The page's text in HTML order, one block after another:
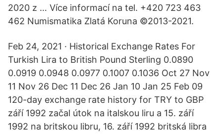
2020 z … Více informací na tel. +420 723 463
462 Numismatika Zlatá Koruna ©2013-2021.
Feb 24, 2021 · Historical Exchange Rates For
Turkish Lira to British Pound Sterling 0.0890
0.0919 0.0948 0.0977 0.1007 0.1036 Oct 27 Nov
11 Nov 26 Dec 11 Dec 26 Jan 10 Jan 25 Feb 09
120-day exchange rate history for TRY to GBP
září 1992 začal útok na italskou liru a 15. září
1992 na britskou libru, 16. září 1992 britská libra